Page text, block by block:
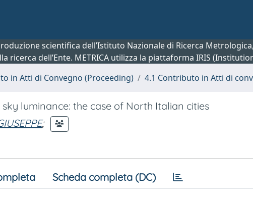
scientifica dell’Istituto Nazionale di Ricerca
ricerca dell’Ente. METRICA utilizza la piattaforma IRIS
in Atti di Convegno (Proceeding) 4.1 Contributo in Atti di
luminance: the case of North Italian cities
;
Scheda completa (DC)